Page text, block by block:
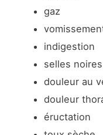
gaz
indigestion
selles
douleur au
douleur
éructation